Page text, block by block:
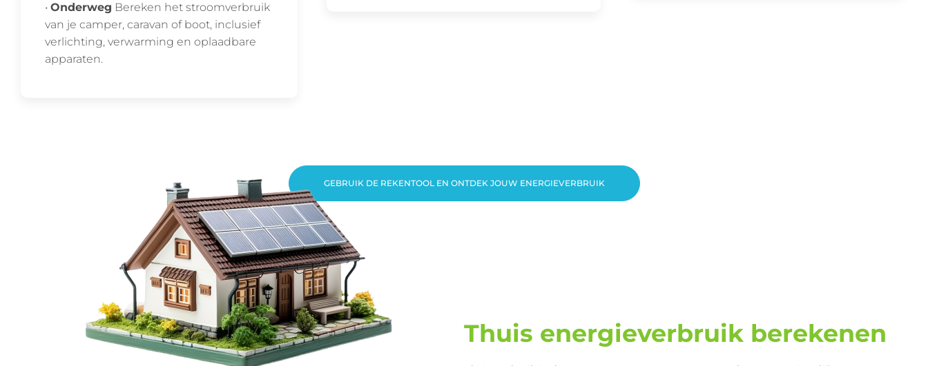
• Onderweg Bereken het stroomverbruik
van je camper, caravan of boot, inclusief
verlichting, verwarming en oplaadbare
apparaten.
GEBRUIK DE REKENTOOL EN ONTDEK JOUW ENERGIEVERBRUIK
Thuis energieverbruik berekenen